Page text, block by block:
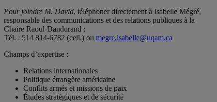
Pour joindre M. David, téléphoner directement à Isabelle Mégré,
responsable des communications et des relations publiques à la
Chaire Raoul-Dandurand :
Tél. : 514 814-6782 (cell.) ou megre.isabelle@uqam.ca
Champs d’expertise :
Relations internationales
Politique étrangère américaine
Conflits armés et missions de paix
Études stratégiques et de sécurité